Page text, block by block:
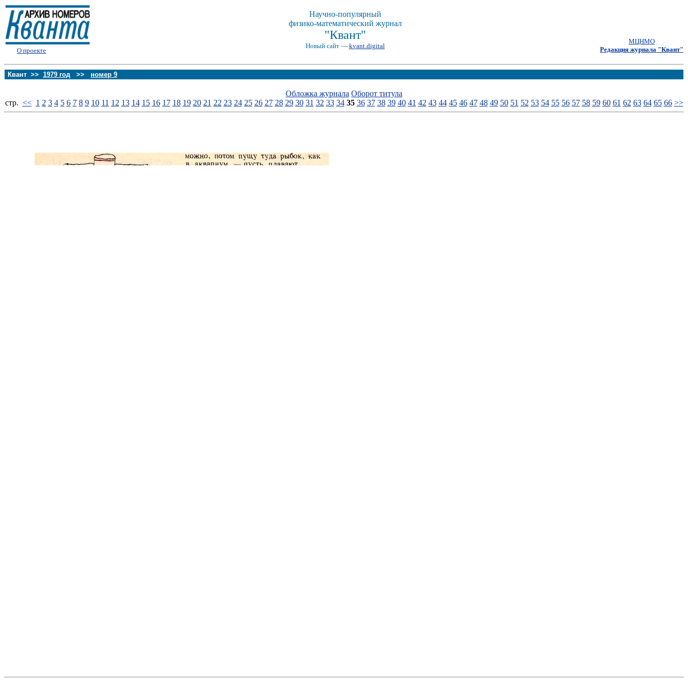
О проекте
Научно-популярный
физико-математический журнал
"Квант"
Новый сайт — kvant.digital
МЦНМО
Редакция журнала "Квант"
Квант >> 1979 год >> номер 9
Обложка журнала Оборот титула
стp. << 1 2 3 4 5 6 7 8 9 10 11 12 13 14 15 16 17 18 19 20 21 22 23 24 25 26 27 28 29 30 31 32 33 34 35 36 37 38 39 40 41 42 43 44 45 46 47 48 49 50 51 52 53 54 55 56 57 58 59 60 61 62 63 64 65 66 >>